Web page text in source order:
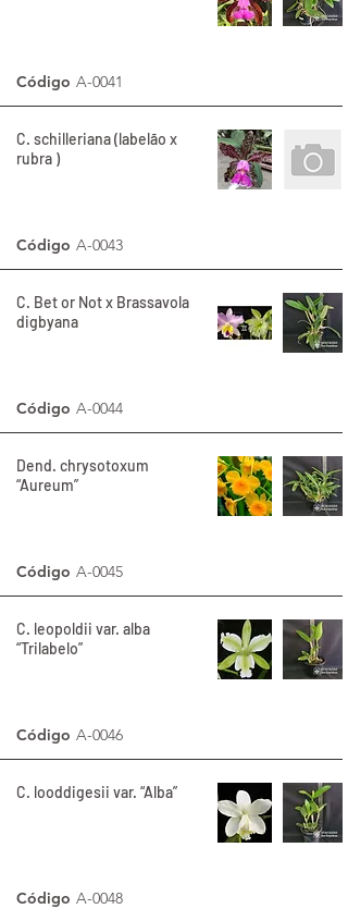
Código A-0041
C. schilleriana (labelão x
rubra )
Código A-0043
C. Bet or Not x Brassavola
digbyana
Código A-0044
Dend. chrysotoxum
“Aureum”
Código A-0045
C. leopoldii var. alba
“Trilabelo”
Código A-0046
C. looddigesii var. “Alba”
Código A-0048